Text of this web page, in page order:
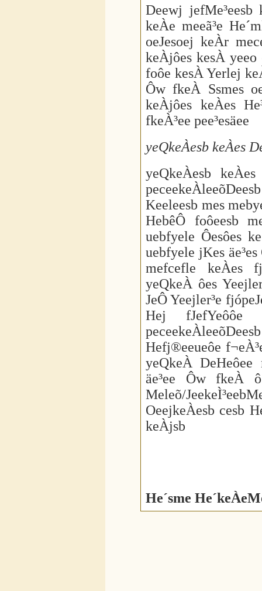
Deewj jefMe³eesb
keÀe meeã³e
oeJesoej keÀr
keÀjôes kesÀ
foôe kesÀ Yerlej
Ôw fkeÀ Ssmes
keÀjôes keÀes
fkeÀ³ee pee³esäee
yeQkeÀesb keÀes
yeQkeÀesb
Keeleesb mes
HebêÔ foôeesb
uebfyele Ôesôes
uebfyele jKes
mefcefle keÀes
yeQkeÀ ôes
JeÔ Yeejler³e
Hej fJefYeôôe
Hefj®eeueôe
yeQkeÀ DeHeôee
äe³ee Ôw fkeÀ
Meleõ/
OeejkeÀesb cesb
keÀjsb
He´sme